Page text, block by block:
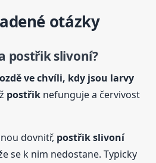
otázky
postřikslivoní?
ve chvíli, kdy jsou larvy
postřik nefunguje a červivost
dovnitř, postřikslivoní
se k nim nedostane. Typicky